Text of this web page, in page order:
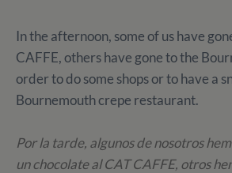
In the afternoon, some of us have
CAFFE, others have gone to the
order to do some shops or to have a
Bournemouth crepe restaurant.
Por la tarde, algunos de nosotros
un chocolate al CAT CAFFE, otros